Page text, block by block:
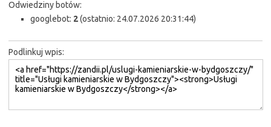
Odwiedziny botów:
googlebot: 2(ostatnio: 24.07.2026 20:31:44)
Podlinkuj wpis: